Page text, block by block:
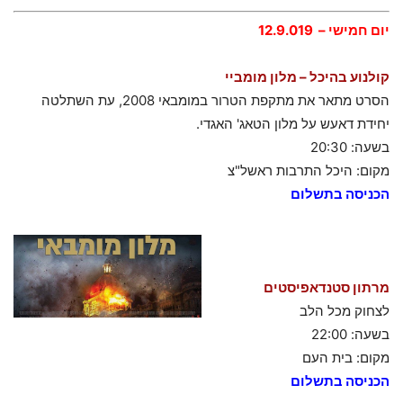
יום חמישי – 12.9.019
קולנוע בהיכל – מלון מומביי
הסרט מתאר את מתקפת הטרור במומבאי 2008, עת השתלטה
יחידת דאעש על מלון הטאג' האגדי.
בשעה: 20:30
מקום: היכל התרבות ראשל"צ
הכניסה בתשלום
מרתון סטנדאפיסטים
לצחוק מכל הלב
בשעה: 22:00
מקום: בית העם
הכניסה בתשלום